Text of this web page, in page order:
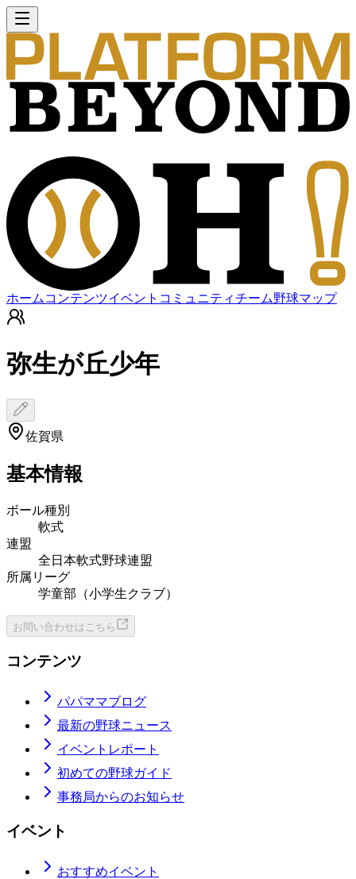
ホーム コンテンツイベント コミュニティチーム野球マップ
弥生が丘少年
佐賀県
基本情報
ボール種別
軟式
連盟
全日本軟式野球連盟
所属リーグ
学童部（小学生クラブ）
お問い合わせはこちら
コンテンツ
パパママブログ
最新の野球ニュース
イベントレポート
初めての野球ガイド
事務局からのお知らせ
イベント
おすすめイベント